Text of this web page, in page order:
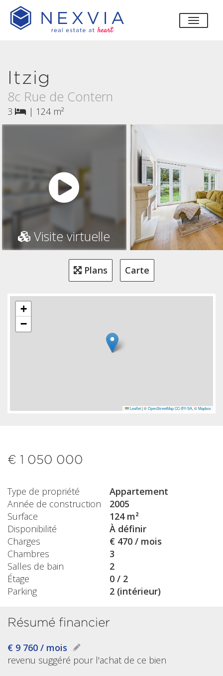
Itzig
8c Rue de Contern
3 | 124 m²
Visite virtuelle
Plans Carte
+
−
Leaflet |©OpenStreetMap CC-BY-SA, ©Mapbox
€ 1 050 000
Type de propriété
Appartement
Année de construction
2005
Surface
124 m²
Disponibilité
À définir
Charges
€ 470 / mois
Chambres
3
Salles de bain
2
Étage
0 / 2
Parking
2 (intérieur)
Résumé financier
€ 9 760 / mois
revenu suggéré pour l'achat de ce bien